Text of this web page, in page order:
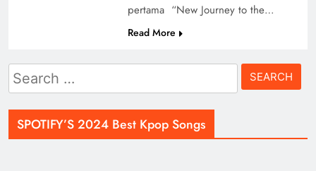
pertama “New Journey to the…
Read More
Search
for:
SPOTIFY’S 2024 Best Kpop Songs